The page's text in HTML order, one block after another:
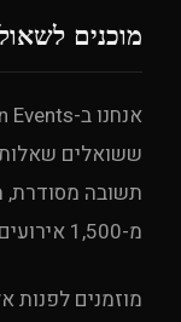
מוכנים
ששואלים
מ-1,500 אירועים וליווי מקצה לקצה בארץ ובחו”ל.
מוזמנים לפנות